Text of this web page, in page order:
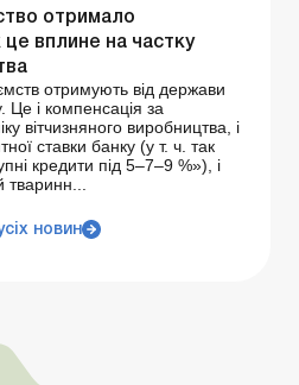
отримало
вплине на частку
отримують від держави
Це і компенсація за
вітчизняного виробництва, і
ставки банку (у т. ч. так
кредити під 5–7–9 %»), і
тваринн...
новин